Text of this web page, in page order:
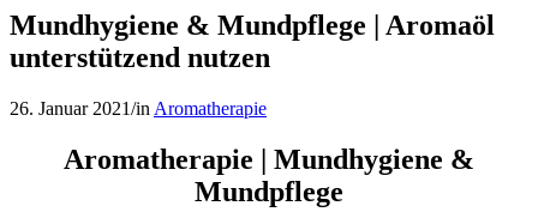
Mundhygiene & Mundpflege | Aromaöl
unterstützend nutzen
26. Januar 2021/in Aromatherapie
Aromatherapie | Mundhygiene &
Mundpflege